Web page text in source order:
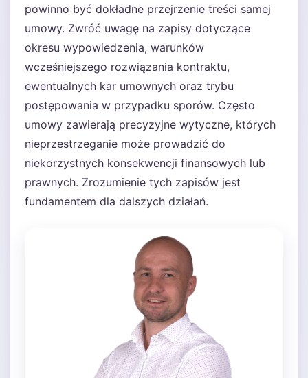
powinno być dokładne przejrzenie treści samej
umowy. Zwróć uwagę na zapisy dotyczące
okresu wypowiedzenia, warunków
wcześniejszego rozwiązania kontraktu,
ewentualnych kar umownych oraz trybu
postępowania w przypadku sporów. Często
umowy zawierają precyzyjne wytyczne, których
nieprzestrzeganie może prowadzić do
niekorzystnych konsekwencji finansowych lub
prawnych. Zrozumienie tych zapisów jest
fundamentem dla dalszych działań.